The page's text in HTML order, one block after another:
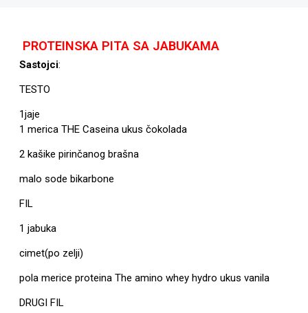
PROTEINSKA PITA SA JABUKAMA
Sastojci:
TESTO
1jaje
1 merica THE Caseina ukus čokolada
2 kašike pirinčanog brašna
malo sode bikarbone
FIL
1 jabuka
cimet(po zelji)
pola merice proteina The amino whey hydro ukus vanila
DRUGI FIL